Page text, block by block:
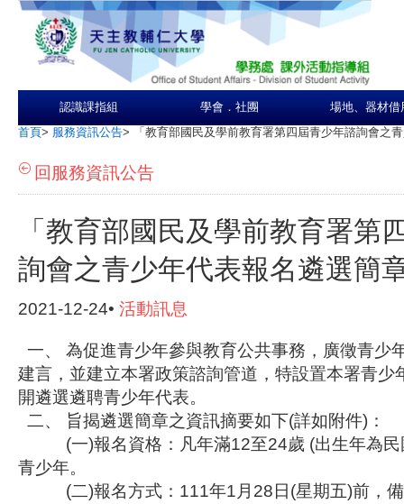
認識課指組 學會．社團 場地、器材借
首頁> 服務資訊公告> 「教育部國民及學前教育署第四屆青少年諮詢會之
回服務資訊公告
「教育部國民及學前教育署第
詢會之青少年代表報名遴選簡
2021-12-24• 活動訊息
一、 為促進青少年參與教育公共事務，廣徵青少
建言，並建立本署政策諮詢管道，特設置本署青少
開遴選遴聘青少年代表。
二、 旨揭遴選簡章之資訊摘要如下(詳如附件)：
(一)報名資格：凡年滿12至24歲 (出生年為民
青少年。
(二)報名方式：111年1月28日(星期五)前，備